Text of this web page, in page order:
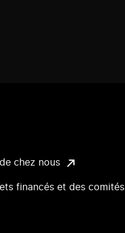
chez nous
financés et des comités